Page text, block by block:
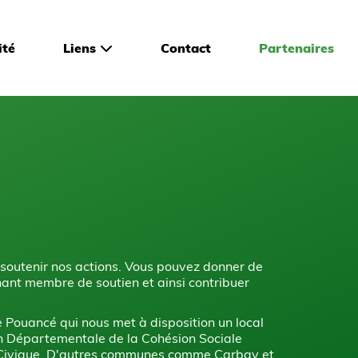
Liens Contact Partenaires
nos actions. Vous pouvez donner de
membre de soutien et ainsi contribuer
qui nous met à disposition un local
de la Cohésion Sociale
D'autres communes comme Carbay et